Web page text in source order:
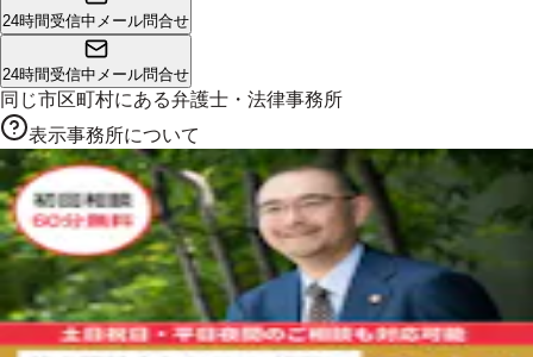
24時間受信中 メール問合せ
24時間受信中 メール問合せ
同じ市区町村にある弁護士・法律事務所
表示事務所について